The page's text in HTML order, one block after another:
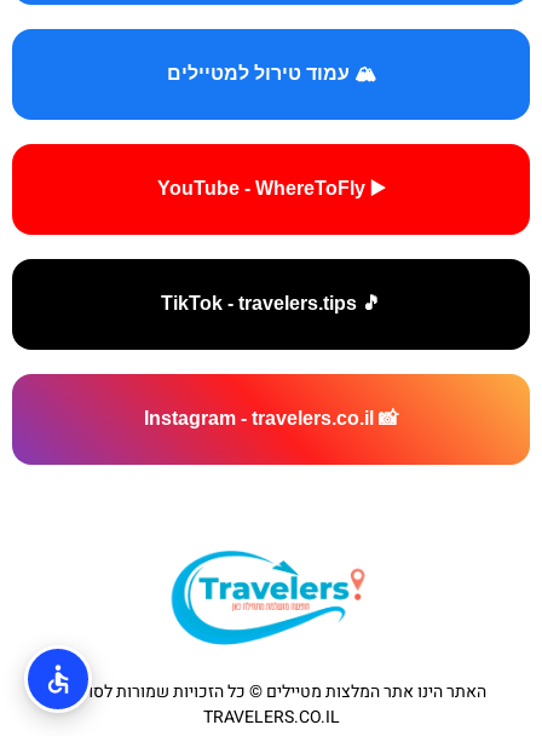
🏔️ עמוד טירול למטיילים
▶️ YouTube - WhereToFly
🎵 TikTok - travelers.tips
📸 Instagram - travelers.co.il
האתר הינו אתר המלצות מטיילים © כל הזכויות שמורות לסוכנות
TRAVELERS.CO.IL